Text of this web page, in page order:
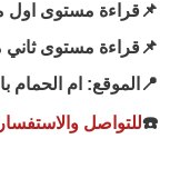
📌قراءة مستوى اول من
📌قراءة مستوى ثاني من
📍الموقع: ام الحمام
☎️للتواصل والاستفسار